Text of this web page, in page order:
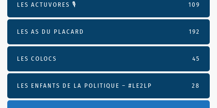
LES ACTUVORES 🎙 109
LES AS DU PLACARD 192
LES COLOCS 45
LES ENFANTS DE LA POLITIQUE – #LE2LP 28